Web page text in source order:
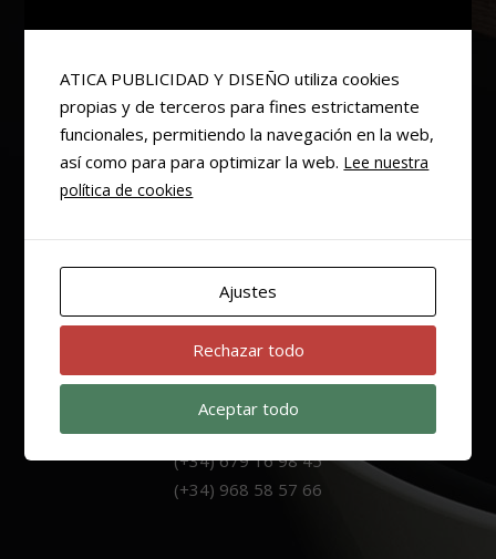
EMAIL
murcia@aticapublicidad.com
TELÉFONOS
(+34) 968 58 57 66
ATICA PUBLICIDAD Y DISEÑO utiliza cookies
propias y de terceros para fines estrictamente
funcionales, permitiendo la navegación en la web,
así como para para optimizar la web. Lee nuestra
política de cookies
Ajustes
Rechazar todo
Aceptar todo